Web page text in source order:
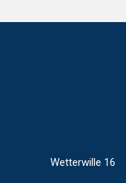
Wetterwille 16